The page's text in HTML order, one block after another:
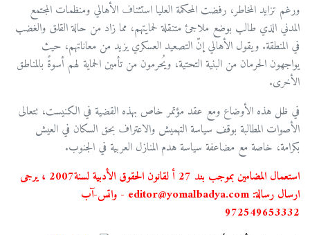
ورغم تزايد المخاطر، رفضت المحكمة العليا استئناف الأهالي ومنظمات المجتمع
المدني الذي طالب بوضع ملاجئ متنقلة لحمايتهم، مما زاد من حالة القلق والغضب
في المنطقة. ويقول الأهالي إنّ التصعيد العسكري يزيد من معاناتهم، حيث
يواجهون الحرمان من البنية التحتية، ويُحرمون من تأمين الحماية لهم أسوةً بالمناطق
الأخرى.
في ظل هذه الأوضاع ومع عقد مؤتمر خاص بهذه القضية في الكنيست، تتعالى
الأصوات المطالبة بوقف سياسة التهميش والاعتراف بحق السكان في العيش
بكرامة، خاصة مع مضاعفة سياسة هدم المنازل العربية في الجنوب.
استعمال المضامين بموجب بند 27 أ لقانون الحقوق الأدبية لسنة2007 ، يرجى
ارسال رسالة: editor@yomalbadya.com - واتس-آب
972549653332